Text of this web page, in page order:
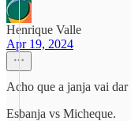
Henrique Valle
Apr 19, 2024
Acho que a janja vai
Esbanja vs Micheque.